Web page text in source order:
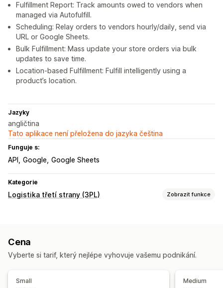
Fulfillment Report: Track amounts owed to vendors when
managed via Autofulfill.
Scheduling: Relay orders to vendors hourly/daily, send via
URL or Google Sheets.
Bulk Fulfillment: Mass update your store orders via bulk
updates to save time.
Location-based Fulfillment: Fulfill intelligently using a
product’s location.
Jazyky
angličtina
Tato aplikace není přeložena do jazyka čeština
Funguje s:
API Google Google Sheets
Kategorie
Logistika třetí strany (3PL) Zobrazit funkce
Sledovací odkazy
Cena
Vyberte si tarif, který nejlépe vyhovuje vašemu podnikání.
Small Medium